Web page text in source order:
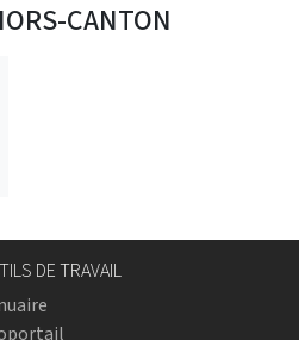
CANTON
DE TRAVAIL